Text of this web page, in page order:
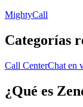
MightyCall
Categorías
Call CenterChat en
¿Qué es